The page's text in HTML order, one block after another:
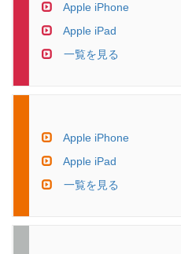
Apple iPhone
Apple iPad
一覧を見る
Apple iPhone
Apple iPad
一覧を見る